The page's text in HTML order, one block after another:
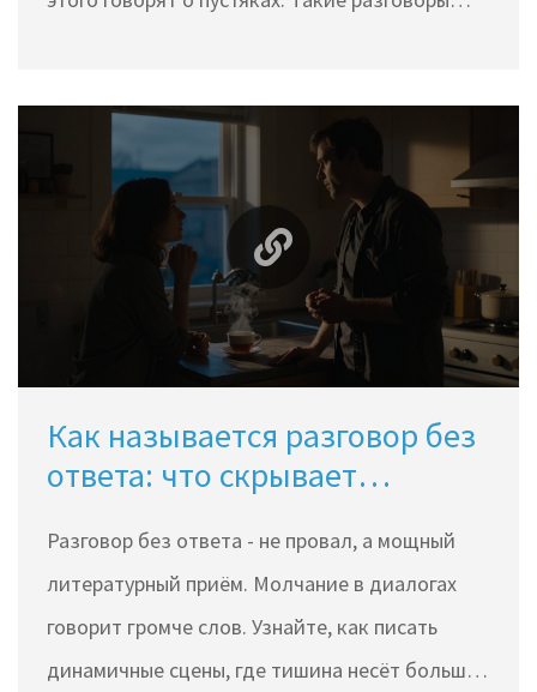
Как называется разговор без
ответа: что скрывает
Разговор без ответа - не провал, а мощный
литературный приём. Молчание в диалогах
говорит громче слов. Узнайте, как писать
динамичные сцены, где тишина несёт больше,